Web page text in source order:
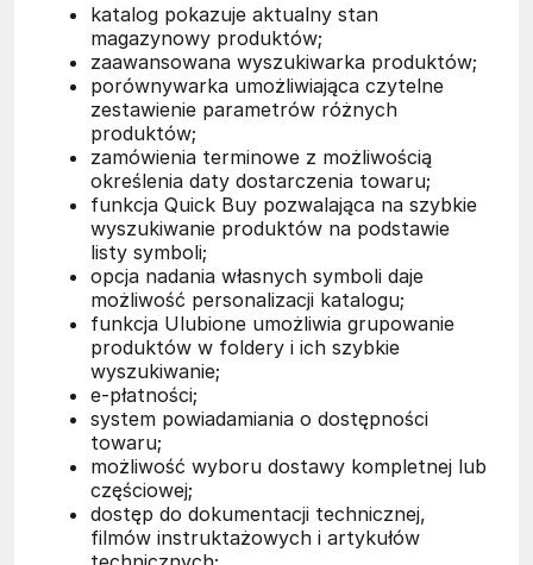
katalog pokazuje aktualny stan
magazynowy produktów;
zaawansowana wyszukiwarka produktów;
porównywarka umożliwiająca czytelne
zestawienie parametrów różnych
produktów;
zamówienia terminowe z możliwością
określenia daty dostarczenia towaru;
funkcja Quick Buy pozwalająca na szybkie
wyszukiwanie produktów na podstawie
listy symboli;
opcja nadania własnych symboli daje
możliwość personalizacji katalogu;
funkcja Ulubione umożliwia grupowanie
produktów w foldery i ich szybkie
wyszukiwanie;
e-płatności;
system powiadamiania o dostępności
towaru;
możliwość wyboru dostawy kompletnej lub
częściowej;
dostęp do dokumentacji technicznej,
filmów instruktażowych i artykułów